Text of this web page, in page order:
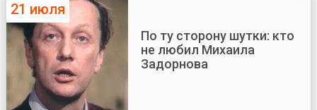
21 июля
По ту сторону шутки: кто
не любил Михаила
Задорнова